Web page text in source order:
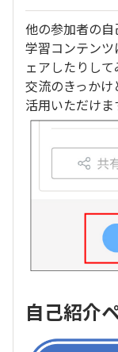
他の参加者の自
学習コンテン
ェアしたりして
交流のきっか
活用いただけま
自己紹介